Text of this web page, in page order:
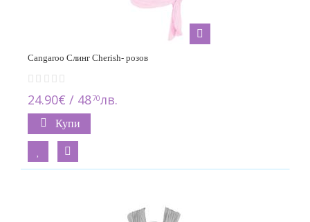
Cangaroo Слинг Cherish- розoв
24.90€ / 4870лв.
Купи